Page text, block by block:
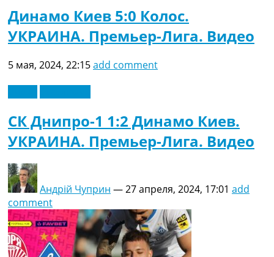
Динамо Киев 5:0 Колос.
УКРАИНА. Премьер-Лига. Видео
5 мая, 2024, 22:15add comment
СК Днипро-1 1:2 Динамо Киев.
УКРАИНА. Премьер-Лига. Видео
Андрій Чуприн —27 апреля, 2024, 17:01 add
comment